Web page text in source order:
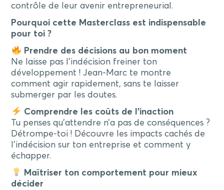
contrôle de leur avenir entrepreneurial.
Pourquoi cette Masterclass est indispensable
pour toi ?
Prendre des décisions au bon moment
Ne laisse pas l’indécision freiner ton
développement ! Jean-Marc te montre
comment agir rapidement, sans te laisser
submerger par les doutes.
Comprendre les coûts de l’inaction
Tu penses qu’attendre n’a pas de conséquences ?
Détrompe-toi ! Découvre les impacts cachés de
l’indécision sur ton entreprise et comment y
échapper.
Maîtriser ton comportement pour mieux
décider